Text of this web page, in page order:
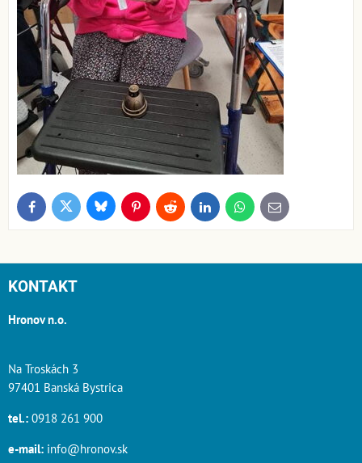
FacebookTwitter BlueskyPinterestReddit LinkedInWhatsApp
E-
mail
KONTAKT
Hronov n.o.
Na Troskách 3
97401 Banská Bystrica
tel.: 0918 261 900
e-mail: info@hronov.sk